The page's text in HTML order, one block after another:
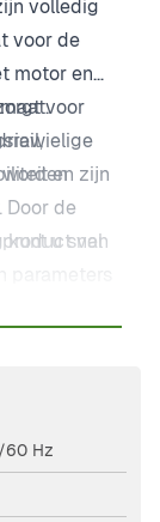
volledig
voor de
motor en
voor
en zijn
de
kunt u snel
product van
60 Hz